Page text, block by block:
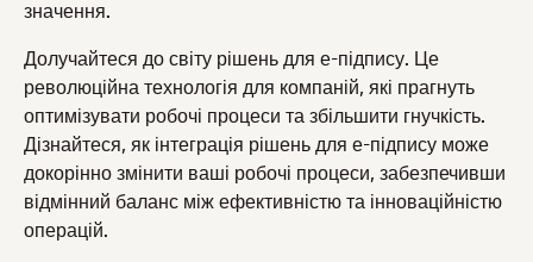
значення.
Долучайтеся до світу рішень для е-підпису. Це
революційна технологія для компаній, які прагнуть
оптимізувати робочі процеси та збільшити гнучкість.
Дізнайтеся, як інтеграція рішень для е-підпису може
докорінно змінити ваші робочі процеси, забезпечивши
відмінний баланс між ефективністю та інноваційністю
операцій.